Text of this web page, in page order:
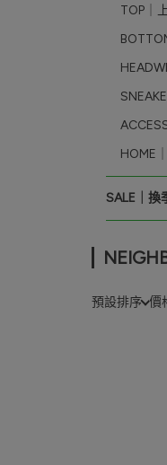
TOP｜
HOME
SALE｜換
預設排序 價